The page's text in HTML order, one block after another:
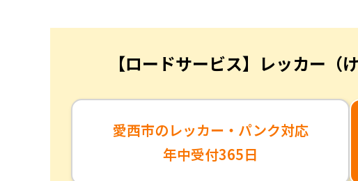
【ロードサービス】レッカー（
愛西市のレッカー・パンク対応
年中受付365日